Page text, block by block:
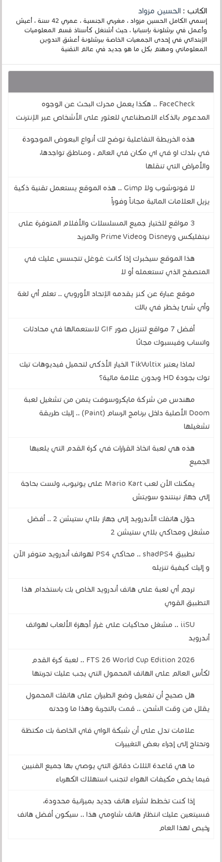
الكاتب :الحسين مزواد
إسمي الكامل الحسين مزواد ، مغربي الجنسية ، عمري 42 سنة ، أعيش
وأعمل في برشلونة بإسبانيا ، حيث أشتغل كأستاذ قسم المعلوميات
الإبتدائي في إحدى الجمعيات الخاصة ببرشلونة أعشق التدوين
المعلوماتي ومهتم بكل ما هو جديد في عالم التقنية
FaceCheck .. هكذا يعمل محرك البحث عن الوجوه
المدعوم بالذكاء الاصطناعي للعثور على الأشخاص عبر الإنترنت
هذه الخريطة التفاعلية توضح لك أنواع البعوض الموجودة
في بلدك او في اي مكان في العالم ، ومناطق تواجدها،
والأمراض التي تنقلها
لا فوتوشوب ولا Gimp .. هذه الموقع يستعمل تقنية ذكية
يزيل العلامات المائية مجاناً وفوراً
3 مواقع لاختيار جميع المسلسلات والأفلام المتوفرة على
نيتفليكس وDisney وPrime Video والمزيد
هذا الموقع سيخبرك إذا كانت غوغل تتجسس عليك في
المتصفح الذي تستعمله أو لا
موقع عبارة عن كنز يقدمه الإتحاد الأوروبي .. تعلم أي لغة
وأي شئ يخطر في بالك
أفضل 7 مواقع لتنزيل صور GIF لاستعمالها في محادثات
واتساب وفيسبوك مجانًا
لماذا يعتبر TikVultix الخيار الأذكى لتحميل فيديوهات تيك
توك بجودة HD وبدون علامة مائية؟
مهندس من شركة مايكروسوفت يتمن من تشغيل لعبة
Doom الأصلية داخل برنامج الرسام (Paint) .. إليك طريقة
تشغيلها
هذه هي لعبة اتخاذ القرارات في كرة القدم التي يلعبها
الجميع
يمكنك الآن لعب Mario Kart على يوتيوب، ولست بحاجة
إلى جهاز نينتندو سويتش
حوّل هاتفك الأندرويد إلى جهاز بلاي ستيشن 2 .. أفضل
مشغل ومحاكي بلاي ستيشن 2
تطبيق shadPS4 .. محاكي PS4 لهواتف أندرويد متوفر الآن
و إليك كيفية تنزيله
ترجم أي لعبة على هاتف أندرويد الخاص بك باستخدام هذا
التطبيق القوي
iiSU .. مشغل محاكيات على غرار أجهزة الألعاب لهواتف
أندرويد
FTS 26 World Cup Edition 2026 .. لعبة كرة القدم
لكأس العالم على الهاتف المحمول التي يجب عليك تجربتها
هل صحيح أن تفعيل وضع الطيران على هاتفك المحمول
يقلل من وقت الشحن .. قمت بالتجربة وهذا ما وجدته
علامات تدل على أن شبكة الواي فاي الخاصة بك مكتظة
وتحتاج إلى إجراء بعض التغييرات
ما هي قاعدة الثلاث دقائق التي يوصي بها جميع الفنيين
فيما يخص مكيفات الهواء لتجنب استهلاك الكهرباء
إذا كنت تخطط لشراء هاتف جديد بميزانية محدودة،
فسيتعين عليك انتظار هاتف شاومي هذا .. سيكون أفضل هاتف
رخيص لهذا العام